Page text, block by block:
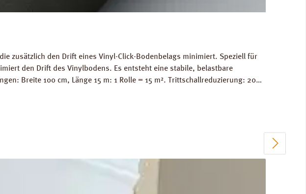
zusätzlich den Drift eines Vinyl-Click-Bodenbelags minimiert. Speziell für
den Drift des Vinylbodens. Es entsteht eine stabile, belastbare
Breite 100 cm, Länge 15 m: 1 Rolle = 15 m². Trittschallreduzierung: 20
9. Emmissionsarmes Produkt (A+). ZU 100 % recyclebar. Verfügbare